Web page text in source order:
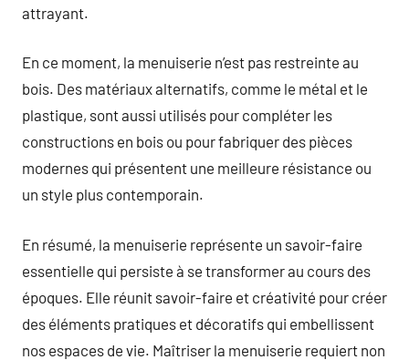
attrayant.
En ce moment, la menuiserie n’est pas restreinte au
bois. Des matériaux alternatifs, comme le métal et le
plastique, sont aussi utilisés pour compléter les
constructions en bois ou pour fabriquer des pièces
modernes qui présentent une meilleure résistance ou
un style plus contemporain.
En résumé, la menuiserie représente un savoir-faire
essentielle qui persiste à se transformer au cours des
époques. Elle réunit savoir-faire et créativité pour créer
des éléments pratiques et décoratifs qui embellissent
nos espaces de vie. Maîtriser la menuiserie requiert non